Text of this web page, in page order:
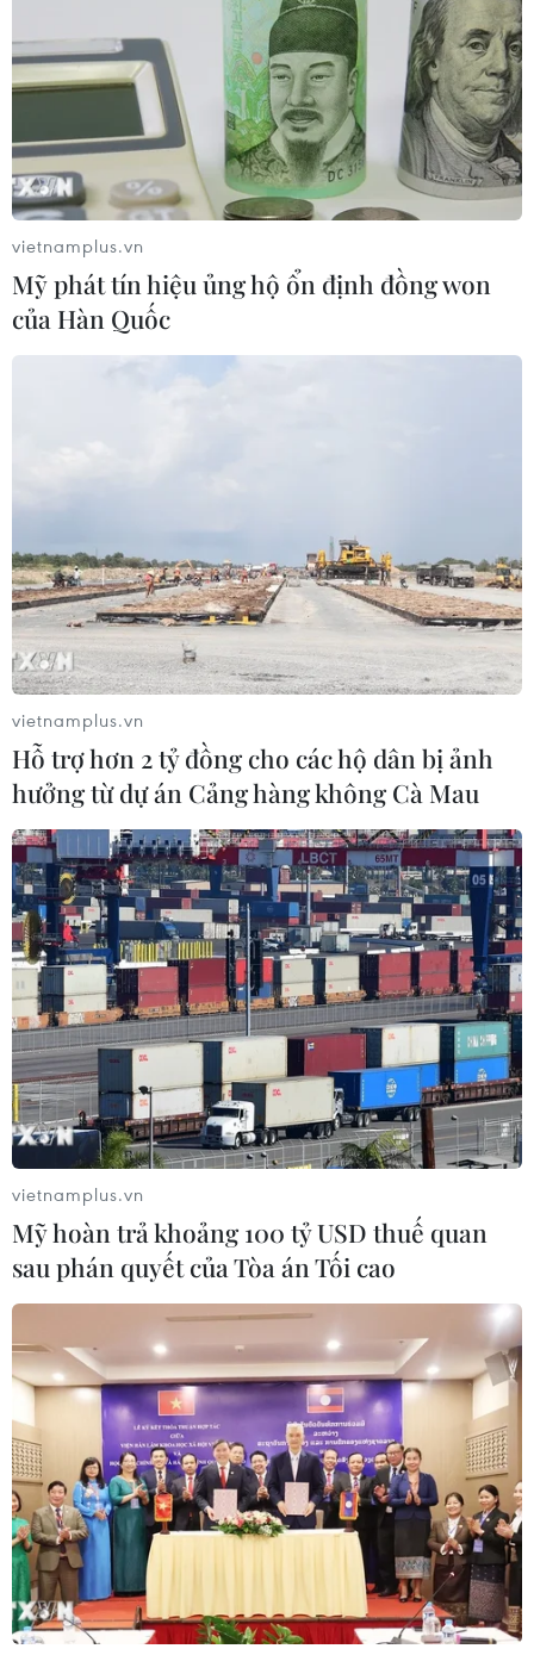
vietnamplus.vn
Mỹ phát tín hiệu ủng hộ ổn định đồng won
của Hàn Quốc
vietnamplus.vn
Hỗ trợ hơn 2 tỷ đồng cho các hộ dân bị ảnh
hưởng từ dự án Cảng hàng không Cà Mau
vietnamplus.vn
Mỹ hoàn trả khoảng 100 tỷ USD thuế quan
sau phán quyết của Tòa án Tối cao